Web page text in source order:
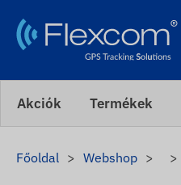
Akciók Termékek
Főoldal Webshop